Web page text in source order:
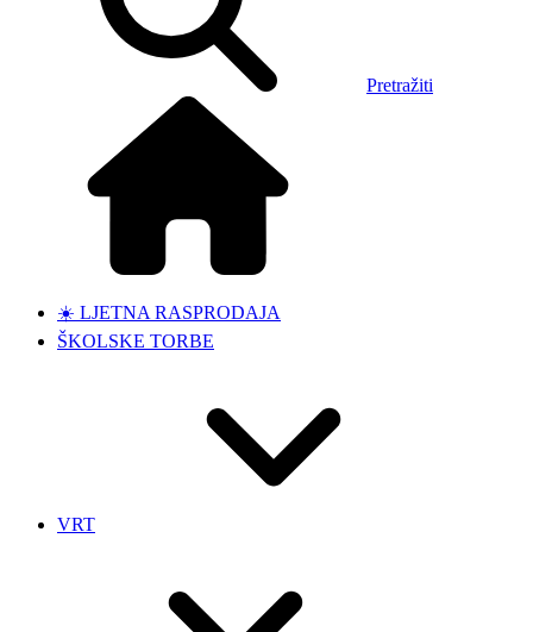
Pretražiti
☀️ LJETNA RASPRODAJA
ŠKOLSKE TORBE
VRT